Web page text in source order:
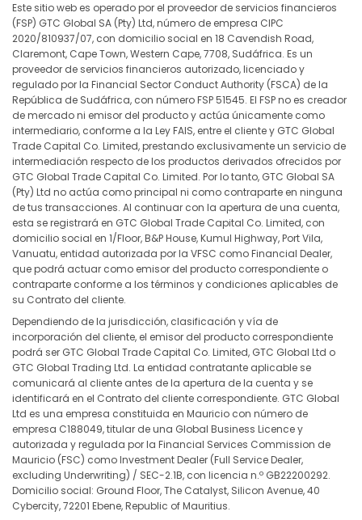
Este sitio web es operado por el proveedor de servicios financieros
(FSP) GTC Global SA (Pty) Ltd, número de empresa CIPC
2020/810937/07, con domicilio social en 18 Cavendish Road,
Claremont, Cape Town, Western Cape, 7708, Sudáfrica. Es un
proveedor de servicios financieros autorizado, licenciado y
regulado por la Financial Sector Conduct Authority (FSCA) de la
República de Sudáfrica, con número FSP 51545. El FSP no es creador
de mercado ni emisor del producto y actúa únicamente como
intermediario, conforme a la Ley FAIS, entre el cliente y GTC Global
Trade Capital Co. Limited, prestando exclusivamente un servicio de
intermediación respecto de los productos derivados ofrecidos por
GTC Global Trade Capital Co. Limited. Por lo tanto, GTC Global SA
(Pty) Ltd no actúa como principal ni como contraparte en ninguna
de tus transacciones. Al continuar con la apertura de una cuenta,
esta se registrará en GTC Global Trade Capital Co. Limited, con
domicilio social en 1/Floor, B&P House, Kumul Highway, Port Vila,
Vanuatu, entidad autorizada por la VFSC como Financial Dealer,
que podrá actuar como emisor del producto correspondiente o
contraparte conforme a los términos y condiciones aplicables de
su Contrato del cliente.
Dependiendo de la jurisdicción, clasificación y vía de
incorporación del cliente, el emisor del producto correspondiente
podrá ser GTC Global Trade Capital Co. Limited, GTC Global Ltd o
GTC Global Trading Ltd. La entidad contratante aplicable se
comunicará al cliente antes de la apertura de la cuenta y se
identificará en el Contrato del cliente correspondiente. GTC Global
Ltd es una empresa constituida en Mauricio con número de
empresa C188049, titular de una Global Business Licence y
autorizada y regulada por la Financial Services Commission de
Mauricio (FSC) como Investment Dealer (Full Service Dealer,
excluding Underwriting) / SEC-2.1B, con licencia n.º GB22200292.
Domicilio social: Ground Floor, The Catalyst, Silicon Avenue, 40
Cybercity, 72201 Ebene, Republic of Mauritius.